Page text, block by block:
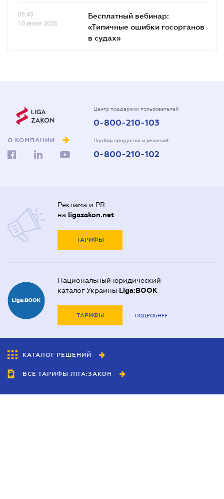
09.40
10 июня 2026
Бесплатный вебинар:
«Типичные ошибки госорганов
в судах»
О КОМПАНИИ
Центр поддержки пользователей
0-800-210-103
Подбор продуктов и решений
0-800-210-102
Реклама и PR
на ligazakon.net
ТАРИФЫ
Национальный юридический
каталог Украины Liga:BOOK
ТАРИФЫ ПОДРОБНЕЕ
КАТАЛОГ РЕШЕНИЙ
ВСЕ ТАРИФЫ ЛІГА:ЗАКОН